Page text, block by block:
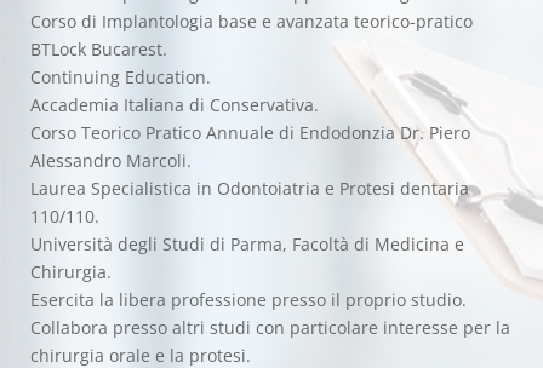
Corso di Implantologia base e avanzata teorico-pratico
BTLock Bucarest.
Continuing Education.
Accademia Italiana di Conservativa.
Corso Teorico Pratico Annuale di Endodonzia Dr. Piero
Alessandro Marcoli.
Laurea Specialistica in Odontoiatria e Protesi dentaria
110/110.
Università degli Studi di Parma, Facoltà di Medicina e
Chirurgia.
Esercita la libera professione presso il proprio studio.
Collabora presso altri studi con particolare interesse per la
chirurgia orale e la protesi.